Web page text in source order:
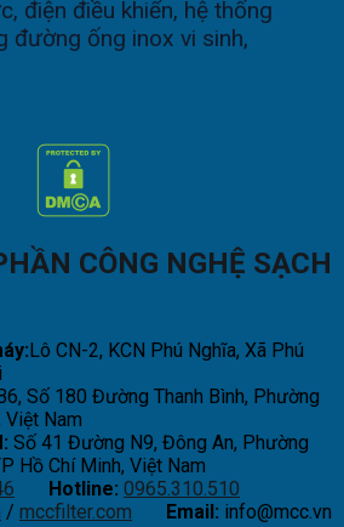
điện điều khiển, hệ thống
đường ống inox vi sinh,
CÔNG NGHỆ SẠCH
Lô CN-2, KCN Phú Nghĩa, Xã Phú
Số 180 Đường Thanh Bình, Phường
Việt Nam
Số 41 Đường N9, Đông An, Phường
Hồ Chí Minh, Việt Nam
Hotline: 0965.310.510
/ mccfilter.com Email: info@mcc.vn